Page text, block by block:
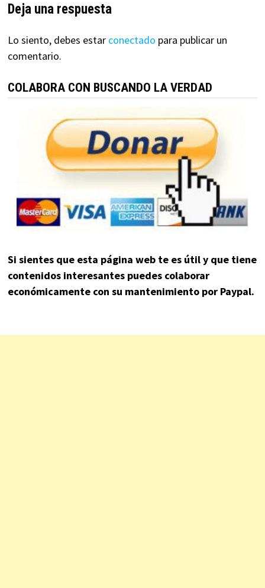
Deja una respuesta
Lo siento, debes estar conectado para publicar un
comentario.
COLABORA CON BUSCANDO LA VERDAD
Si sientes que esta página web te es útil y que tiene
contenidos interesantes puedes colaborar
económicamente con su mantenimiento por Paypal.